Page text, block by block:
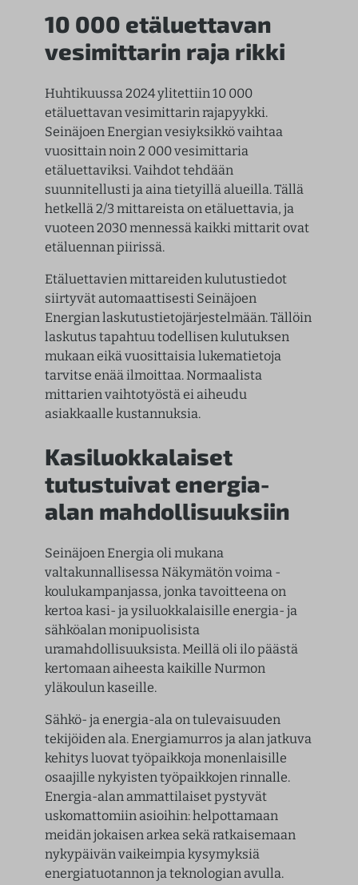
10 000 etäluettavan
vesimittarin raja rikki
Huhtikuussa 2024 ylitettiin 10 000
etäluettavan vesimittarin rajapyykki.
Seinäjoen Energian vesiyksikkö vaihtaa
vuosittain noin 2 000 vesimittaria
etäluettaviksi. Vaihdot tehdään
suunnitellusti ja aina tietyillä alueilla. Tällä
hetkellä 2/3 mittareista on etäluettavia, ja
vuoteen 2030 mennessä kaikki mittarit ovat
etäluennan piirissä.
Etäluettavien mittareiden kulutustiedot
siirtyvät automaattisesti Seinäjoen
Energian laskutustietojärjestelmään. Tällöin
laskutus tapahtuu todellisen kulutuksen
mukaan eikä vuosittaisia lukematietoja
tarvitse enää ilmoittaa. Normaalista
mittarien vaihtotyöstä ei aiheudu
asiakkaalle kustannuksia.
Kasiluokkalaiset
tutustuivat energia-
alan mahdollisuuksiin
Seinäjoen Energia oli mukana
valtakunnallisessa Näkymätön voima -
koulukampanjassa, jonka tavoitteena on
kertoa kasi- ja ysiluokkalaisille energia- ja
sähköalan monipuolisista
uramahdollisuuksista. Meillä oli ilo päästä
kertomaan aiheesta kaikille Nurmon
yläkoulun kaseille.
Sähkö- ja energia-ala on tulevaisuuden
tekijöiden ala. Energiamurros ja alan jatkuva
kehitys luovat työpaikkoja monenlaisille
osaajille nykyisten työpaikkojen rinnalle.
Energia-alan ammattilaiset pystyvät
uskomattomiin asioihin: helpottamaan
meidän jokaisen arkea sekä ratkaisemaan
nykypäivän vaikeimpia kysymyksiä
energiatuotannon ja teknologian avulla.